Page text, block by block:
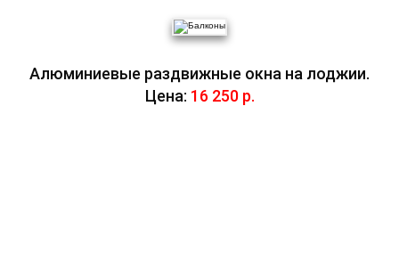
Алюминиевые раздвижные окна на лоджии.
Цена: 16 250 р.